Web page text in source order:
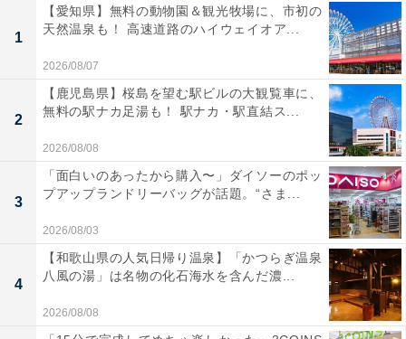
1
【愛知県】無料の動物園＆観光牧場に、市初の
天然温泉も！ 高速道路のハイウェイオア...
2026/08/07
2
【鹿児島県】桜島を望む駅ビルの大観覧車に、
無料の駅ナカ足湯も！ 駅ナカ・駅直結ス...
2026/08/08
3
「面白いのあったから購入〜」ダイソーのポッ
プアップランドリーバッグが話題。“さま...
2026/08/03
4
【和歌山県の人気日帰り温泉】「かつらぎ温泉
八風の湯」は名物の化石海水を含んだ濃...
2026/08/08